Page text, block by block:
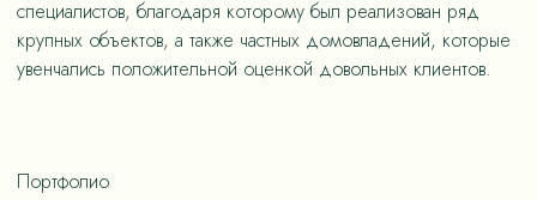
специалистов, благодаря которому был реализован ряд
крупных объектов, а также частных домовладений, которые
увенчались положительной оценкой довольных клиентов.
Портфолио